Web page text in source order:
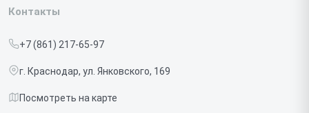
Срочный ремонт
Доставка и способы оплаты
Диагностика
Iphone
Контакты
+7 (861) 217-65-97
г. Краснодар, ул. Янковского, 169
Посмотреть на карте